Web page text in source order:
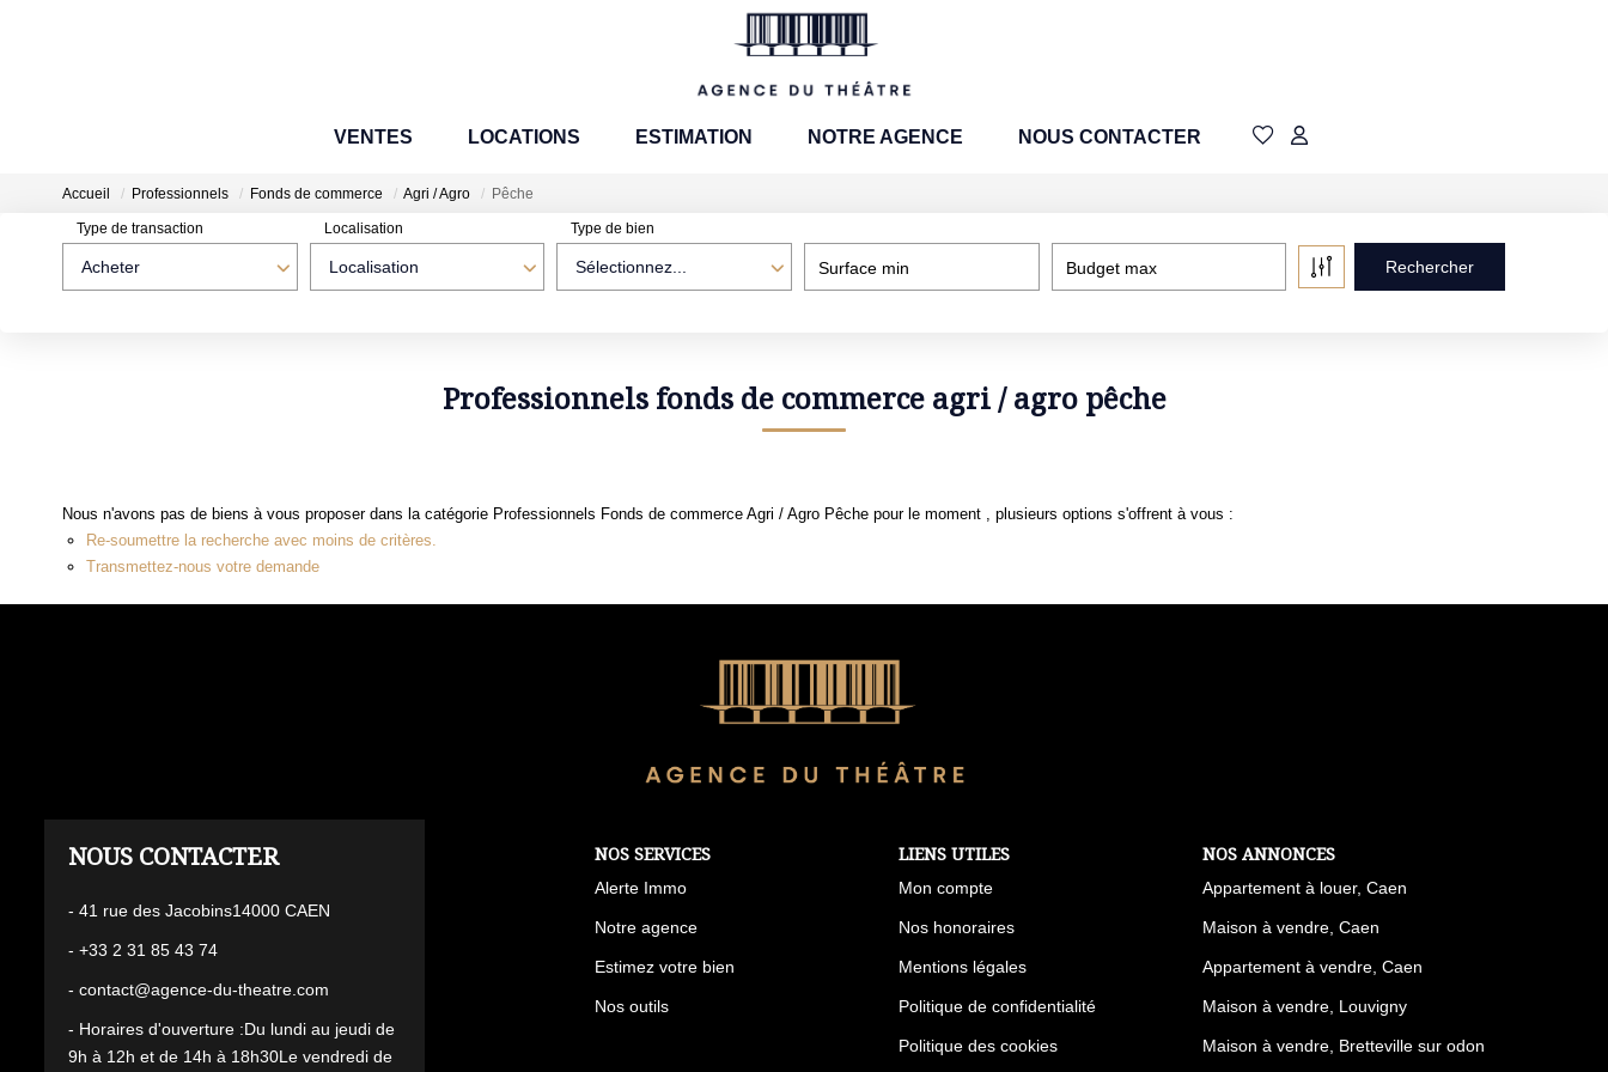
VENTES LOCATIONS ESTIMATION NOTRE AGENCE NOUS CONTACTER
Accueil Professionnels Fonds de commerce Agri / Agro Pêche
Acheter
Type de transaction
Localisation
Localisation
Sélectionnez...
Type de bien
Surface min Budget max
Professionnels fonds de commerce agri / agro pêche
Nous n'avons pas de biens à vous proposer dans la catégorie Professionnels Fonds de commerce Agri / Agro Pêche pour le moment , plusieurs options s'offrent à vous :
Re-soumettre la recherche avec moins de critères.
Transmettez-nous votre demande
L'AGENCE
- 41 rue des Jacobins14000 CAEN
- +33 2 31 85 43 74
- contact@agence-du-theatre.com
- Horaires d'ouverture :Du lundi au jeudi de
9h à 12h et de 14h à 18h30Le vendredi de
NOS SERVICES
Alerte Immo
Notre agence
Estimez votre bien
Nos outils
LIENS UTILES
Mon compte
Nos honoraires
Mentions légales
Politique de confidentialité
Politique des cookies
NOS ANNONCES
Appartement à louer, Caen
Maison à vendre, Caen
Appartement à vendre, Caen
Maison à vendre, Louvigny
Maison à vendre, Bretteville sur odon